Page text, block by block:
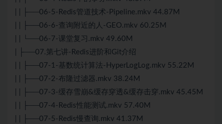
| | ├──06-5-Redis管道技术-Pipeline.mkv 44.87M
| | ├──06-6-查询附近的人-GEO.mkv 60.25M
| | └──06-7-课堂复习.mkv 49.60M
| ├──07.第七讲-Redis进阶和 Git介绍
| | ├──07-1-基数统计算法-HyperLogLog.mkv 55.22M
| | ├──07-2-布隆过滤器.mkv 38.24M
| | ├──07-3-缓存雪崩&缓存穿透&缓存击穿.mkv 45.45M
| | ├──07-4-Redis性能测试.mkv 57.40M
| | ├──07-5-Redis慢查询.mkv 41.37M